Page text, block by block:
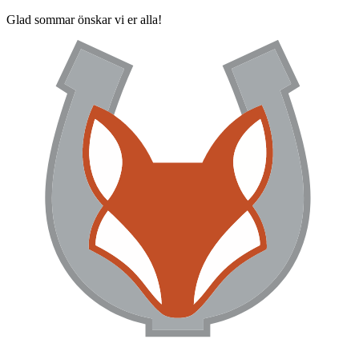
Glad sommar önskar vi er alla!